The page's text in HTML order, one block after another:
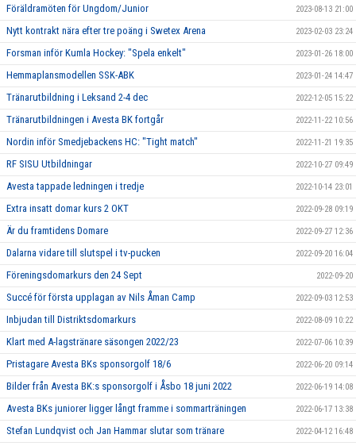
Föräldramöten för Ungdom/Junior 2023-08-13 21:00
Nytt kontrakt nära efter tre poäng i Swetex Arena 2023-02-03 23:24
Forsman inför Kumla Hockey: "Spela enkelt" 2023-01-26 18:00
Hemmaplansmodellen SSK-ABK 2023-01-24 14:47
Tränarutbildning i Leksand 2-4 dec 2022-12-05 15:22
Tränarutbildningen i Avesta BK fortgår 2022-11-22 10:56
Nordin inför Smedjebackens HC: "Tight match" 2022-11-21 19:35
RF SISU Utbildningar 2022-10-27 09:49
Avesta tappade ledningen i tredje 2022-10-14 23:01
Extra insatt domar kurs 2 OKT 2022-09-28 09:19
Är du framtidens Domare 2022-09-27 12:36
Dalarna vidare till slutspel i tv-pucken 2022-09-20 16:04
Föreningsdomarkurs den 24 Sept 2022-09-20
Succé för första upplagan av Nils Åman Camp 2022-09-03 12:53
Inbjudan till Distriktsdomarkurs 2022-08-09 10:22
Klart med A-lagstränare säsongen 2022/23 2022-07-06 10:39
Pristagare Avesta BKs sponsorgolf 18/6 2022-06-20 09:14
Bilder från Avesta BK:s sponsorgolf i Åsbo 18 juni 2022 2022-06-19 14:08
Avesta BKs juniorer ligger långt framme i sommarträningen 2022-06-17 13:38
Stefan Lundqvist och Jan Hammar slutar som tränare 2022-04-12 16:48